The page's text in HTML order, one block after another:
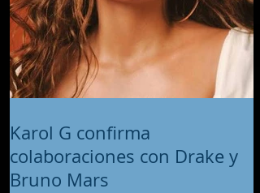
Karol G confirma
colaboraciones con Drake y
Bruno Mars